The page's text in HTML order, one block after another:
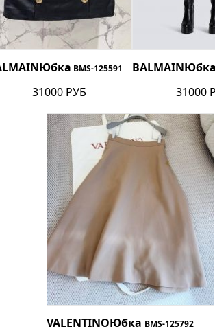
Юбка BMS-125591
31000 РУБ
Юбка
BALMAIN
31000
Юбка
VALENTINO BMS-125792